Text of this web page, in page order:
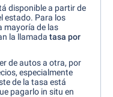
disponible a partir de
estado. Para los
mayoría de las
la llamada tasa por
de autos a otra, por
especialmente
de la tasa está
pagarlo in situ en